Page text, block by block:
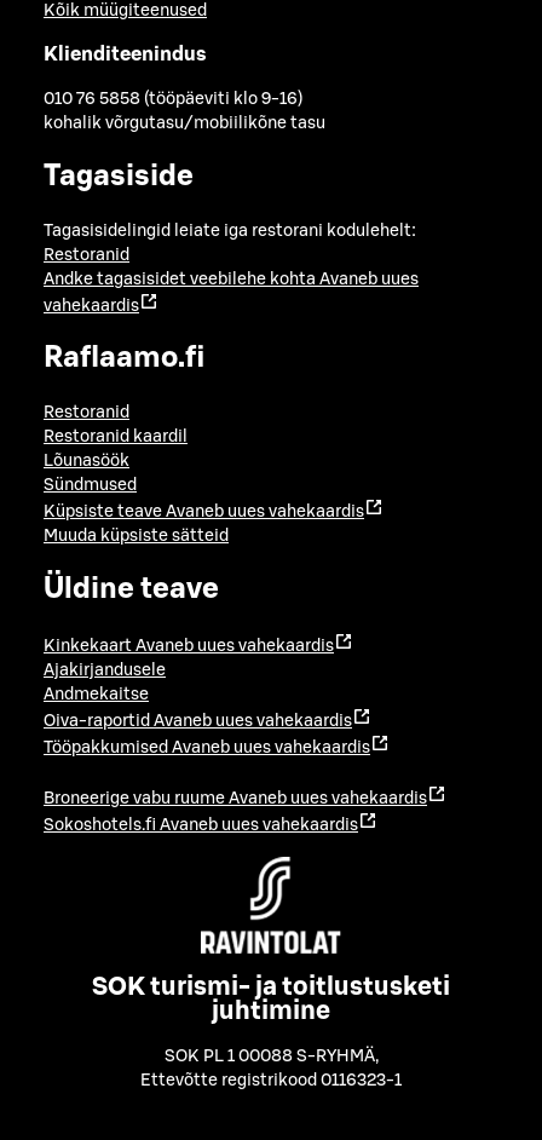
Kõik müügiteenused
Klienditeenindus
010 76 5858 (tööpäeviti klo 9-16)
kohalik võrgutasu/mobiilikõne tasu
Tagasiside
Tagasisidelingid leiate iga restorani kodulehelt:
Restoranid
Andke tagasisidet veebilehe kohta Avaneb uues
vahekaardis
Raflaamo.fi
Restoranid
Restoranid kaardil
Lõunasöök
Sündmused
Küpsiste teave Avaneb uues vahekaardis
Muuda küpsiste sätteid
Üldine teave
Kinkekaart Avaneb uues vahekaardis
Ajakirjandusele
Andmekaitse
Oiva-raportid Avaneb uues vahekaardis
Tööpakkumised Avaneb uues vahekaardis
Broneerige vabu ruume Avaneb uues vahekaardis
Sokoshotels.fi Avaneb uues vahekaardis
SOK turismi- ja toitlustusketi
juhtimine
SOK PL 1 00088 S-RYHMÄ,
Ettevõtte registrikood 0116323-1